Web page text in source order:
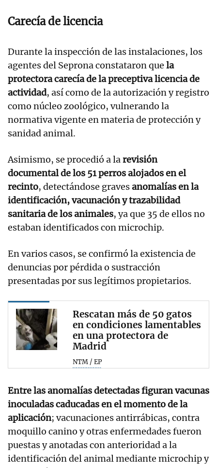
Carecía de licencia
Durante la inspección de las instalaciones, los
agentes del Seprona constataron que la
protectora carecía de la preceptiva licencia de
actividad, así como de la autorización y registro
como núcleo zoológico, vulnerando la
normativa vigente en materia de protección y
sanidad animal.
Asimismo, se procedió a larevisión
documental de los 51 perros alojados en el
recinto, detectándose gravesanomalías en la
identificación, vacunación y trazabilidad
sanitaria de los animales, ya que 35 de ellos no
estaban identificados con microchip.
En varios casos, se confirmó la existencia de
denuncias por pérdida o sustracción
presentadas por sus legítimos propietarios.
Rescatan más de 50 gatos
en condiciones lamentables
en una protectora de
Madrid
NTM / EP
Entre las anomalías detectadas figuran vacunas
inoculadas caducadas en el momento de la
aplicación; vacunaciones antirrábicas, contra
moquillo canino y otras enfermedades fueron
puestas y anotadas con anterioridad a la
identificación del animal mediante microchip y